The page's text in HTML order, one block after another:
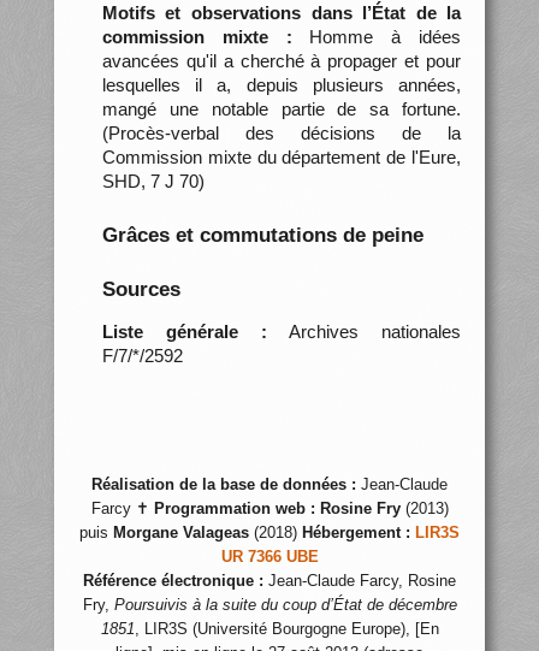
Motifs et observations dans l’État de la
commission mixte : Homme à idées
avancées qu'il a cherché à propager et pour
lesquelles il a, depuis plusieurs années,
mangé une notable partie de sa fortune.
(Procès-verbal des décisions de la
Commission mixte du département de l'Eure,
SHD, 7 J 70)
Grâces et commutations de peine
Sources
Liste générale : Archives nationales
F/7/*/2592
Réalisation de la base de données : Jean-Claude
Farcy ✝ Programmation web : Rosine Fry(2013)
puis Morgane Valageas (2018) Hébergement : LIR3S
UR 7366 UBE
Référence électronique : Jean-Claude Farcy, Rosine
Fry, Poursuivis à la suite du coup d’État de décembre
1851, LIR3S (Université Bourgogne Europe), [En